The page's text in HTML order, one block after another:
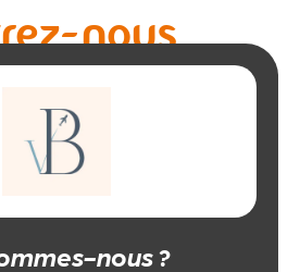
nous
nous ?